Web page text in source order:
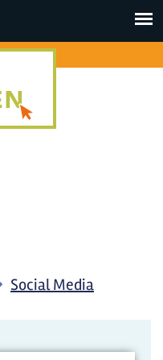
Toggle
Social Media